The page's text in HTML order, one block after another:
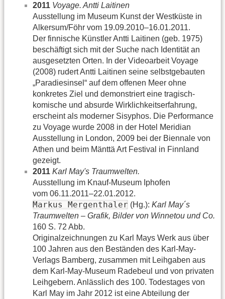
2011 Voyage. Antti Laitinen
Ausstellung im Museum Kunst der Westküste in
Alkersum/Föhr vom 19.09.2010–16.01.2011.
Der finnische Künstler Antti Laitinen (geb. 1975)
beschäftigt sich mit der Suche nach Identität an
ausgesetzten Orten. In der Videoarbeit Voyage
(2008) rudert Antti Laitinen seine selbstgebauten
„Paradiesinsel“ auf dem offenen Meer ohne
konkretes Ziel und demonstriert eine tragisch-
komische und absurde Wirklichkeitserfahrung,
erscheint als moderner Sisyphos. Die Performance
zu Voyage wurde 2008 in der Hotel Meridian
Ausstellung in London, 2009 bei der Biennale von
Athen und beim Mänttä Art Festival in Finnland
gezeigt.
2011 Karl May's Traumwelten.
Ausstellung im Knauf-Museum Iphofen
vom 06.11.2011–22.01.2012.
Markus Mergenthaler (Hg.): Karl May´s
Traumwelten – Grafik, Bilder von Winnetou und Co.
160 S. 72 Abb.
Originalzeichnungen zu Karl Mays Werk aus über
100 Jahren aus den Beständen des Karl-May-
Verlags Bamberg, zusammen mit Leihgaben aus
dem Karl-May-Museum Radebeul und von privaten
Leihgebern. Anlässlich des 100. Todestages von
Karl May im Jahr 2012 ist eine Abteilung der